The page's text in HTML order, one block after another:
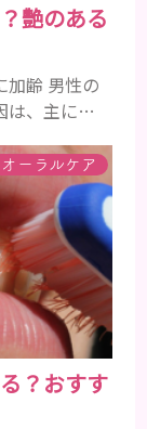
艶のある
加齢 男性の
は、主に加
がチリチリ
もいるでし
てくる40代
あります。
乱れていき
オーラルケア
？おすす